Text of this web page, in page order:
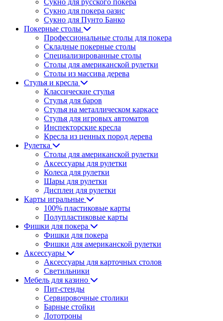
Сукно для русского покера
Сукно для покера оазис
Сукно для Пунто Банко
Покерные столы
Профессиональные столы для покера
Складные покерные столы
Специализированные столы
Столы для американской рулетки
Столы из массива дерева
Стулья и кресла
Классические стулья
Стулья для баров
Стулья на металлическом каркасе
Стулья для игровых автоматов
Инспекторские кресла
Кресла из ценных пород дерева
Рулетка
Столы для американской рулетки
Аксессуары для рулетки
Колеса для рулетки
Шары для рулетки
Дисплеи для рулетки
Карты игральные
100% пластиковые карты
Полупластиковые карты
Фишки для покера
Фишки для покера
Фишки для американской рулетки
Аксессуары
Аксессуары для карточных столов
Светильники
Мебель для казино
Пит-стенды
Сервировочные столики
Барные стойки
Лототроны